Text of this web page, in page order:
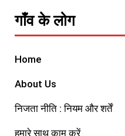
गाँव के लोग
Home
About Us
निजता नीति : नियम और शर्तें
हमारे साथ काम करें